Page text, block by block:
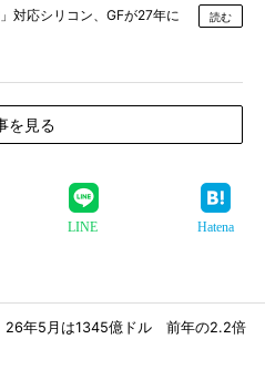
対応シリコン、GFが27年に
読む
を見る
LINE Hatena
26年5月は1345億ドル 前年の2.2倍